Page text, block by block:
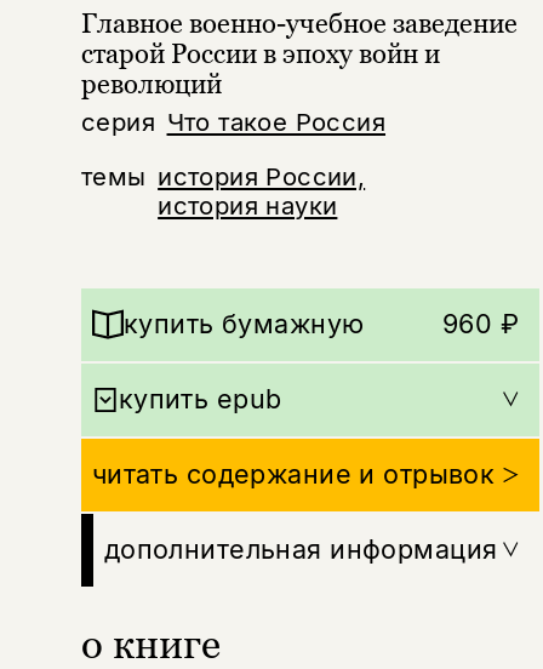
серия Что такое Россия
темы история России,
история науки
Главное военно-учебное заведение
старой России в эпоху войн и
революций
о книге
купить бумажную 960 ₽
купить epub
читать содержание и отрывок
дополнительная информация